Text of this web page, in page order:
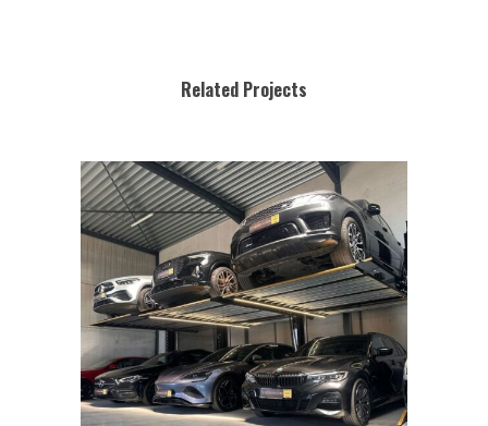
Related Projects